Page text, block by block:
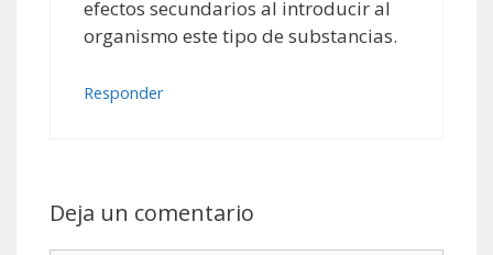
efectos secundarios al introducir al
organismo este tipo de substancias.
Responder
Deja un comentario